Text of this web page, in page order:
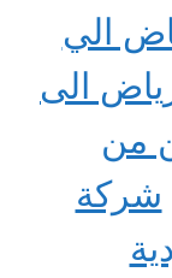
الي
الى
من
شركة